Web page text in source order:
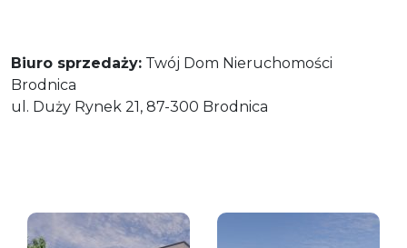
Biuro sprzedaży: Twój Dom Nieruchomości
Brodnica
ul. Duży Rynek 21, 87-300 Brodnica